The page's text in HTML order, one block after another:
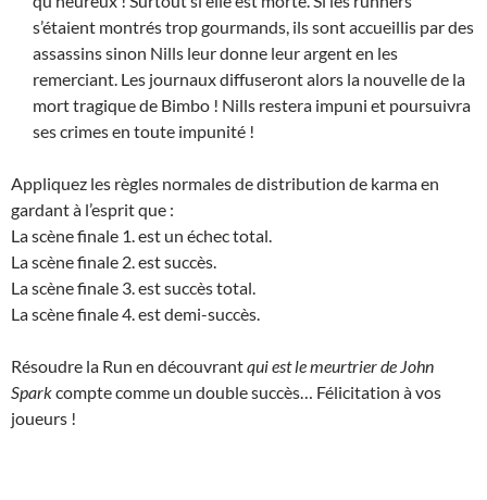
s’étaient montrés trop gourmands, ils sont accueillis par des
assassins sinon Nills leur donne leur argent en les
remerciant. Les journaux diffuseront alors la nouvelle de la
mort tragique de Bimbo ! Nills restera impuni et poursuivra
ses crimes en toute impunité !
Appliquez les règles normales de distribution de karma en
gardant à l’esprit que :
La scène finale 1. est un échec total.
La scène finale 2. est succès.
La scène finale 3. est succès total.
La scène finale 4. est demi-succès.
Résoudre la Run en découvrantqui est le meurtrier de John
Sparkcompte comme un double succès… Félicitation à vos
joueurs !